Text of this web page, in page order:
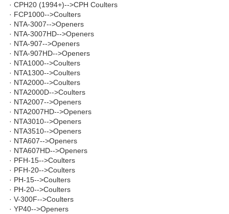
· CPH20 (1994+)-->CPH Coulters
· FCP1000-->Coulters
· NTA-3007-->Openers
· NTA-3007HD-->Openers
· NTA-907-->Openers
· NTA-907HD-->Openers
· NTA1000-->Coulters
· NTA1300-->Coulters
· NTA2000-->Coulters
· NTA2000D-->Coulters
· NTA2007-->Openers
· NTA2007HD-->Openers
· NTA3010-->Openers
· NTA3510-->Openers
· NTA607-->Openers
· NTA607HD-->Openers
· PFH-15-->Coulters
· PFH-20-->Coulters
· PH-15-->Coulters
· PH-20-->Coulters
· V-300F-->Coulters
· YP40-->Openers